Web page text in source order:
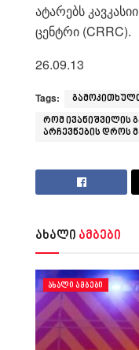
ატარებს
ცენტრი (CRRC).
26.09.13
Tags:
რომ ივანიშვილის
არჩევნების დროს
ახალი ამბები
ᲐᲮᲐᲚᲘ ᲐᲛᲑᲔᲑᲘ